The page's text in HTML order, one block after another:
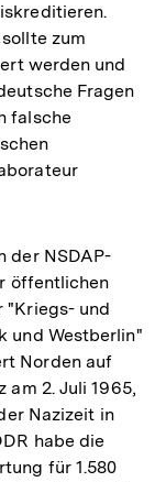
zum
werden und
Fragen
falsche
der NSDAP-
öffentlichen
"Kriegs- und
und Westberlin"
Norden auf
am 2. Juli 1965,
Nazizeit in
habe die
für 1.580